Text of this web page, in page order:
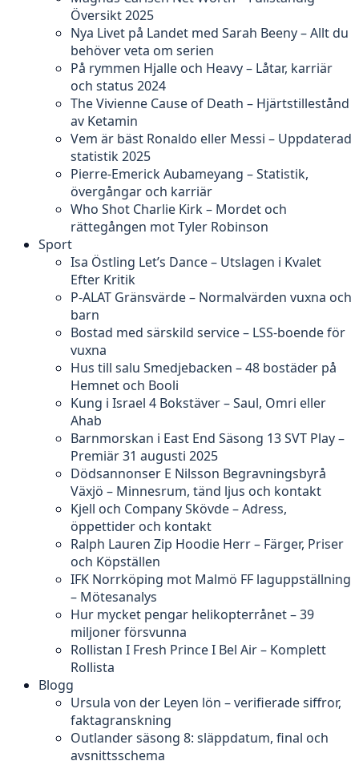
Översikt 2025
Nya Livet på Landet med Sarah Beeny – Allt du
behöver veta om serien
På rymmen Hjalle och Heavy – Låtar, karriär
och status 2024
The Vivienne Cause of Death – Hjärtstillestånd
av Ketamin
Vem är bäst Ronaldo eller Messi – Uppdaterad
statistik 2025
Pierre-Emerick Aubameyang – Statistik,
övergångar och karriär
Who Shot Charlie Kirk – Mordet och
rättegången mot Tyler Robinson
Sport
Isa Östling Let’s Dance – Utslagen i Kvalet
Efter Kritik
P-ALAT Gränsvärde – Normalvärden vuxna och
barn
Bostad med särskild service – LSS-boende för
vuxna
Hus till salu Smedjebacken – 48 bostäder på
Hemnet och Booli
Kung i Israel 4 Bokstäver – Saul, Omri eller
Ahab
Barnmorskan i East End Säsong 13 SVT Play –
Premiär 31 augusti 2025
Dödsannonser E Nilsson Begravningsbyrå
Växjö – Minnesrum, tänd ljus och kontakt
Kjell och Company Skövde – Adress,
öppettider och kontakt
Ralph Lauren Zip Hoodie Herr – Färger, Priser
och Köpställen
IFK Norrköping mot Malmö FF laguppställning
– Mötesanalys
Hur mycket pengar helikopterrånet – 39
miljoner försvunna
Rollistan I Fresh Prince I Bel Air – Komplett
Rollista
Blogg
Ursula von der Leyen lön – verifierade siffror,
faktagranskning
Outlander säsong 8: släppdatum, final och
avsnittsschema